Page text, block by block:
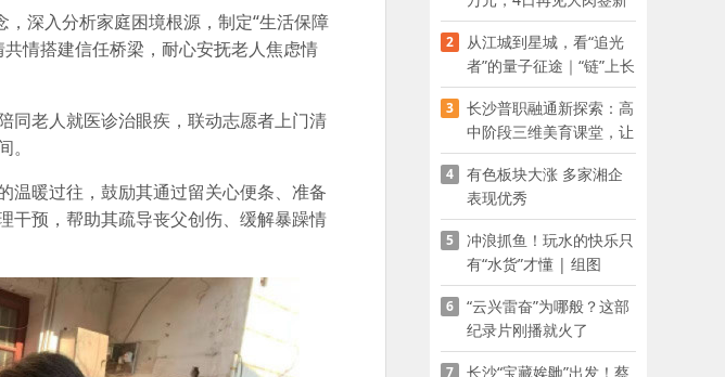
深入分析家庭困境根源，制定“生活保障
情搭建信任桥梁，耐心安抚老人焦虑情
同老人就医诊治眼疾，联动志愿者上门清
温暖过往，鼓励其通过留关心便条、准备
干预，帮助其疏导丧父创伤、缓解暴躁情
股
2
从江城到星城，看“追光
者”的量子征途｜“链”上长
沙 “才”够硬核
3
长沙普职融通新探索：高
中阶段三维美育课堂，让
少年向美而生
4
有色板块大涨 多家湘企
表现优秀
5
冲浪抓鱼！玩水的快乐只
有“水货”才懂 | 组图
6
“云兴雷奋”为哪般？这部
纪录片刚播就火了
7
长沙“宝藏娭毑”出发！蔡